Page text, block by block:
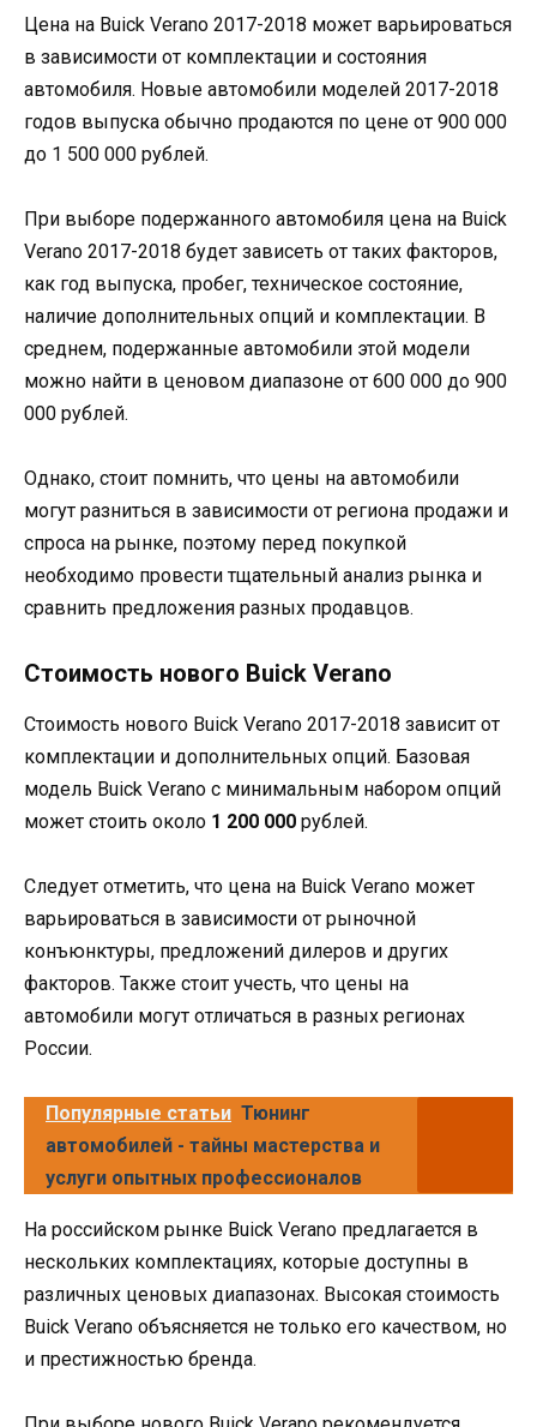
Цена на Buick Verano 2017-2018 может варьироваться
в зависимости от комплектации и состояния
автомобиля. Новые автомобили моделей 2017-2018
годов выпуска обычно продаются по цене от 900 000
до 1 500 000 рублей.
При выборе подержанного автомобиля цена на Buick
Verano 2017-2018 будет зависеть от таких факторов,
как год выпуска, пробег, техническое состояние,
наличие дополнительных опций и комплектации. В
среднем, подержанные автомобили этой модели
можно найти в ценовом диапазоне от 600 000 до 900
000 рублей.
Однако, стоит помнить, что цены на автомобили
могут разниться в зависимости от региона продажи и
спроса на рынке, поэтому перед покупкой
необходимо провести тщательный анализ рынка и
сравнить предложения разных продавцов.
Стоимость нового Buick Verano
Стоимость нового Buick Verano 2017-2018 зависит от
комплектации и дополнительных опций. Базовая
модель Buick Verano с минимальным набором опций
может стоить около 1 200 000 рублей.
Следует отметить, что цена на Buick Verano может
варьироваться в зависимости от рыночной
конъюнктуры, предложений дилеров и других
факторов. Также стоит учесть, что цены на
автомобили могут отличаться в разных регионах
России.
Популярные статьи Тюнинг
автомобилей - тайны мастерства и
услуги опытных профессионалов
На российском рынке Buick Verano предлагается в
нескольких комплектациях, которые доступны в
различных ценовых диапазонах. Высокая стоимость
Buick Verano объясняется не только его качеством, но
и престижностью бренда.